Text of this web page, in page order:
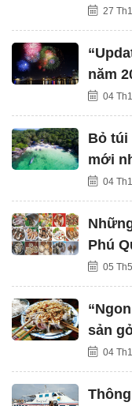
27
năm
04
Bỏ túi
mới
04
Phú
05
sản
04